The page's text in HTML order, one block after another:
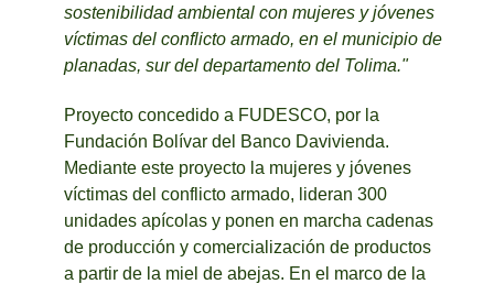
sostenibilidad ambiental con mujeres y jóvenes
víctimas del conflicto armado, en el municipio de
planadas, sur del departamento del Tolima."
Proyecto concedido a FUDESCO, por la
Fundación Bolívar del Banco Davivienda.
Mediante este proyecto la mujeres y jóvenes
víctimas del conflicto armado, lideran 300
unidades apícolas y ponen en marcha cadenas
de producción y comercialización de productos
a partir de la miel de abejas. En el marco de la